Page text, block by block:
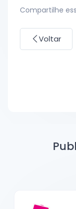
Compartilhe
Voltar